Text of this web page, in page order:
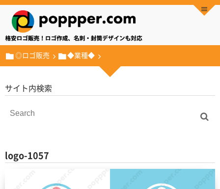
◎ロゴ販売 ◆業種◆
サイト内検索
logo-1057